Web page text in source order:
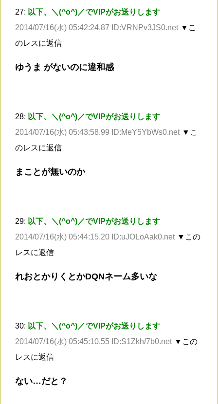
27: 以下、＼(^o^)／でVIPがお送りします
2014/07/16(水) 05:42:24.87 ID:VRNPv3JS0.net ▼こ
のレスに返信
ゆうま がないのに違和感
28: 以下、＼(^o^)／でVIPがお送りします
2014/07/16(水) 05:43:58.99 ID:MeY5YbWs0.net ▼こ
のレスに返信
まことが無いのか
29: 以下、＼(^o^)／でVIPがお送りします
2014/07/16(水) 05:44:15.20 ID:uJOLoAak0.net ▼この
レスに返信
れおとかりくとかDQNネーム多いな
30: 以下、＼(^o^)／でVIPがお送りします
2014/07/16(水) 05:45:10.55 ID:S1Zkh/7b0.net ▼この
レスに返信
ない…だと？